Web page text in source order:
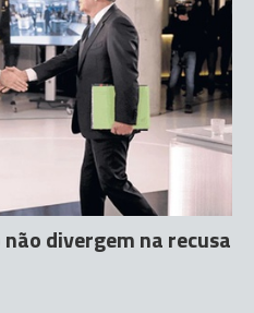
divergem na recusa